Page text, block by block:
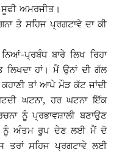
ਅਮਰਜੀਤ।
ਤੇ ਸਹਿਜ ਪ੍ਰਗਟਾਵੇ ਦਾ ਕੀ
ਪ੍ਰਬੰਧ ਬਾਰੇ ਲਿਖ ਰਿਹਾ
ਹਾਂ। ਮੈਂ ਉਨਾਂ ਦੀ ਗੱਲ
ਕਹਾਣੀ ਤਾਂ ਆਪੇ ਮੌੜ ਕੱਟ ਜਾਂਦੀ
ਘਟਨਾ, ਹਰ ਘਟਨਾ ਇੱਕ
ਨੂੰ ਪ੍ਰਭਾਵਸ਼ਾਲੀ ਬਣਾਉਣ
ਨੂੰ ਅੰਤਮ ਰੂਪ ਦੇਣ ਲਈ ਮੈਂ ਦੋ
ਤਰਾਂ ਸਹਿਜ ਪ੍ਰਗਟਾਵੇ ਲਈ